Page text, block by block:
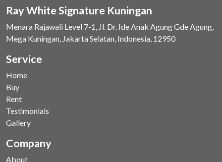
Ray White Signature Kuningan
Menara Rajawali Level 7-1, Jl. Dr. Ide Anak Agung Gde Agung,
Mega Kuningan, Jakarta Selatan, Indonesia, 12950
Service
Home
Buy
Rent
Testimonials
Gallery
Company
About